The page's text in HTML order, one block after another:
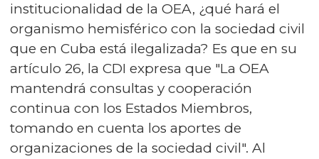
institucionalidad de la OEA, ¿qué hará el
organismo hemisférico con la sociedad civil
que en Cuba está ilegalizada? Es que en su
artículo 26, la CDI expresa que "La OEA
mantendrá consultas y cooperación
continua con los Estados Miembros,
tomando en cuenta los aportes de
organizaciones de la sociedad civil". Al